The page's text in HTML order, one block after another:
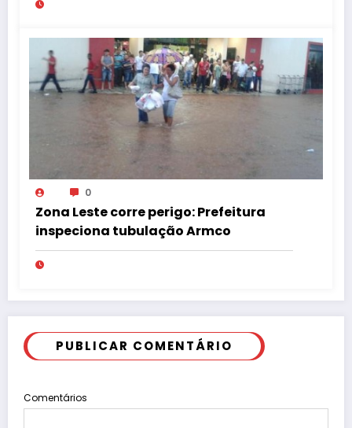
0
Zona Leste corre perigo: Prefeitura
inspeciona tubulação Armco
PUBLICAR COMENTÁRIO
Comentários